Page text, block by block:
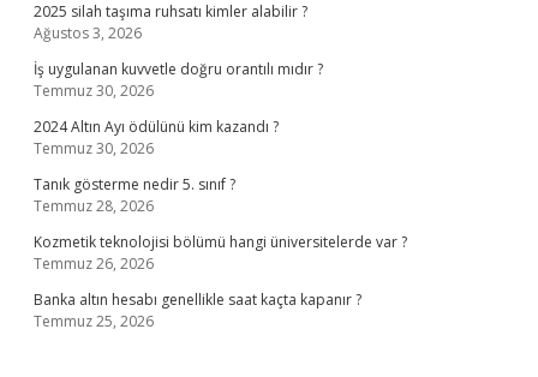
2025 silah taşıma ruhsatı kimler alabilir ?
Ağustos 3, 2026
İş uygulanan kuvvetle doğru orantılı mıdır ?
Temmuz 30, 2026
2024 Altın Ayı ödülünü kim kazandı ?
Temmuz 30, 2026
Tanık gösterme nedir 5. sınıf ?
Temmuz 28, 2026
Kozmetik teknolojisi bölümü hangi üniversitelerde var ?
Temmuz 26, 2026
Banka altın hesabı genellikle saat kaçta kapanır ?
Temmuz 25, 2026